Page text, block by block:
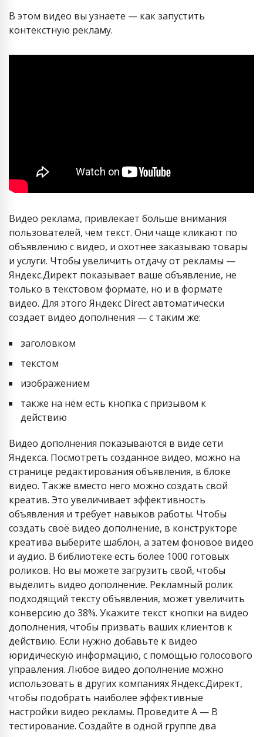
В этом видео вы узнаете — как запустить
контекстную рекламу.
Видео реклама, привлекает больше внимания
пользователей, чем текст. Они чаще кликают по
объявлению с видео, и охотнее заказываю товары
и услуги. Чтобы увеличить отдачу от рекламы —
Яндекс.Директ показывает ваше объявление, не
только в текстовом формате, но и в формате
видео. Для этого Яндекс Direct автоматически
создает видео дополнения — с таким же:
заголовком
текстом
изображением
также на нём есть кнопка с призывом к
действию
Видео дополнения показываются в виде сети
Яндекса. Посмотреть созданное видео, можно на
странице редактирования объявления, в блоке
видео. Также вместо него можно создать свой
креатив. Это увеличивает эффективность
объявления и требует навыков работы. Чтобы
создать своё видео дополнение, в конструкторе
креатива выберите шаблон, а затем фоновое видео
и аудио. В библиотеке есть более 1000 готовых
роликов. Но вы можете загрузить свой, чтобы
выделить видео дополнение. Рекламный ролик
подходящий тексту объявления, может увеличить
конверсию до 38%. Укажите текст кнопки на видео
дополнения, чтобы призвать ваших клиентов к
действию. Если нужно добавьте к видео
юридическую информацию, с помощью голосового
управления. Любое видео дополнение можно
использовать в других компаниях Яндекс.Директ,
чтобы подобрать наиболее эффективные
настройки видео рекламы. Проведите A — B
тестирование. Создайте в одной группе два